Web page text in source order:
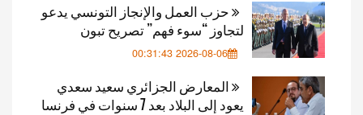
حزب العمل والإنجاز التونسي يدعو
لتجاوز “سوء فهم” تصريح تبون
2026-08-06 00:31:43
المعارض الجزائري سعيد سعدي
يعود إلى البلاد بعد 7 سنوات في فرنسا